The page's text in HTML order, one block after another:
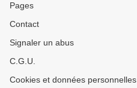
Pages
Contact
Signaler un abus
C.G.U.
Cookies et données personnelles